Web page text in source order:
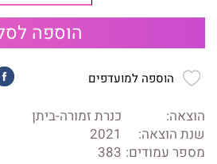
הוספה
הוספה למועדפים
הוצאה:
כנרת זמורה-ביתן
שנת הוצאה:
2021
מספר עמודים: 383